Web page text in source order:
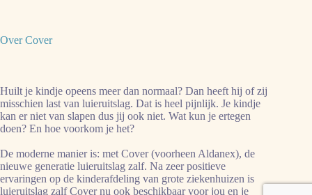
Over Cover
Huilt je kindje opeens meer dan normaal? Dan heeft hij of zij
misschien last van luieruitslag. Dat is heel pijnlijk. Je kindje
kan er niet van slapen dus jij ook niet. Wat kun je ertegen
doen? En hoe voorkom je het?
De moderne manier is: met Cover (voorheen Aldanex), de
nieuwe generatie luieruitslag zalf. Na zeer positieve
ervaringen op de kinderafdeling van grote ziekenhuizen is
luieruitslag zalf Cover nu ook beschikbaar voor jou en je